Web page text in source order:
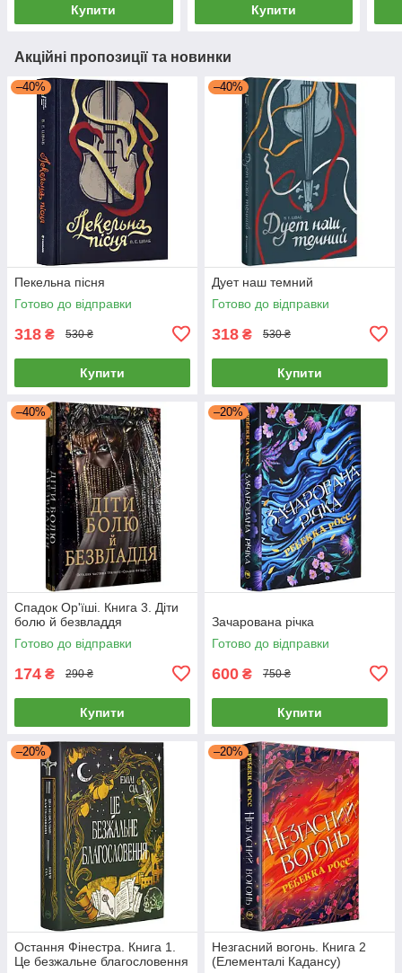
Купити Купити
Акційні пропозиції та новинки
–40%
Пекельна пісня
Готово до відправки
318 ₴ 530 ₴
Купити
–40%
Дует наш темний
Готово до відправки
318 ₴ 530 ₴
Купити
–40%
Cпaдoк Op'їшi. Книга 3. Діти
болю й безвладдя
Готово до відправки
174 ₴ 290 ₴
Купити
–20%
Зачарована річка
Готово до відправки
600 ₴ 750 ₴
Купити
–20%
Остання Фінестра. Книга 1.
Це безжальне благословення
–20%
Незгасний вогонь. Книга 2
(Елементалі Кадансу)